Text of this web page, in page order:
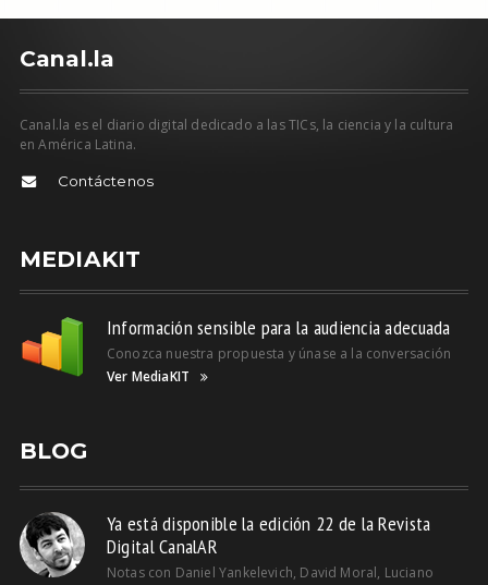
Canal.la
Canal.la es el diario digital dedicado a las TICs, la ciencia y la cultura
en América Latina.
Contáctenos
MEDIAKIT
Información sensible para la audiencia adecuada
Conozca nuestra propuesta y únase a la conversación
Ver MediaKIT
BLOG
Ya está disponible la edición 22 de la Revista
Digital CanalAR
Notas con Daniel Yankelevich, David Moral, Luciano